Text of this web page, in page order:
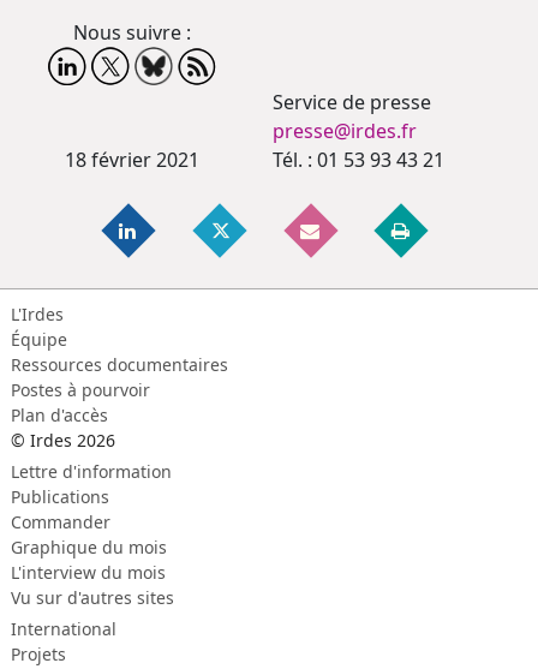
Nous suivre :
18 février 2021
Service de presse
presse@irdes.fr
Tél. : 01 53 93 43 21
L'Irdes
Équipe
Ressources documentaires
Postes à pourvoir
Plan d'accès
© Irdes 2026
Lettre d'information
Publications
Commander
Graphique du mois
L'interview du mois
Vu sur d'autres sites
International
Projets